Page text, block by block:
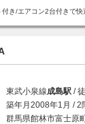
き/エアコン2台付きで快
東武小泉線成島駅 /
築年月2008年1月 / 2
群馬県館林市富士原